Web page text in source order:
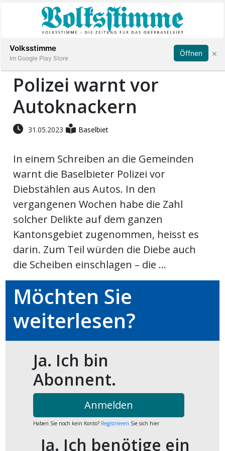
Immobilien
Veranstaltungen
Stellen
E-
App
Fussball
Abonnieren Anmelden
Polizei warnt vor
Autoknackern
31.05.2023 Baselbiet
In einem Schreiben an die Gemeinden
warnt die Baselbieter Polizei vor
Diebstählen aus Autos. In den
vergangenen Wochen habe die Zahl
solcher Delikte auf dem ganzen
Kantonsgebiet zugenommen, heisst es
darin. Zum Teil würden die Diebe auch
die Scheiben einschlagen – die ...
Möchten Sie
weiterlesen?
Ja. Ich bin
Abonnent.
Anmelden
Haben Sie noch kein Konto? Registrieren Sie sich hier
Ja. Ich benötige ein
Volksstimme
Im Google Play Store
Öffnen ×